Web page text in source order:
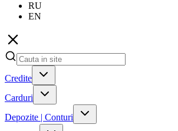
RU
EN
Credite
Carduri
Depozite | Conturi